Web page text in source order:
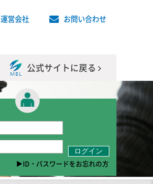
運営会社 お問い合わせ
公式サイトに戻る
ID・パスワードをお忘れの方